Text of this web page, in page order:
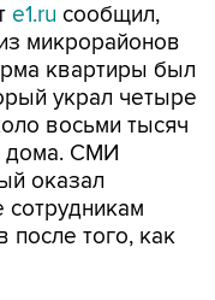
e1.ru сообщил,
микрорайонов
квартиры был
украл четыре
восьми тысяч
дома. СМИ
оказал
после того, как